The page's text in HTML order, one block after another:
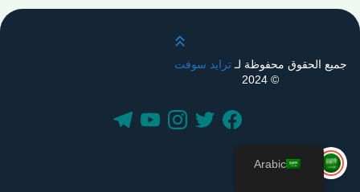
قم بالتمرير لأعلى
جميع الحقوق محفوظة لـترايد سوفت
© 2024
Arabic